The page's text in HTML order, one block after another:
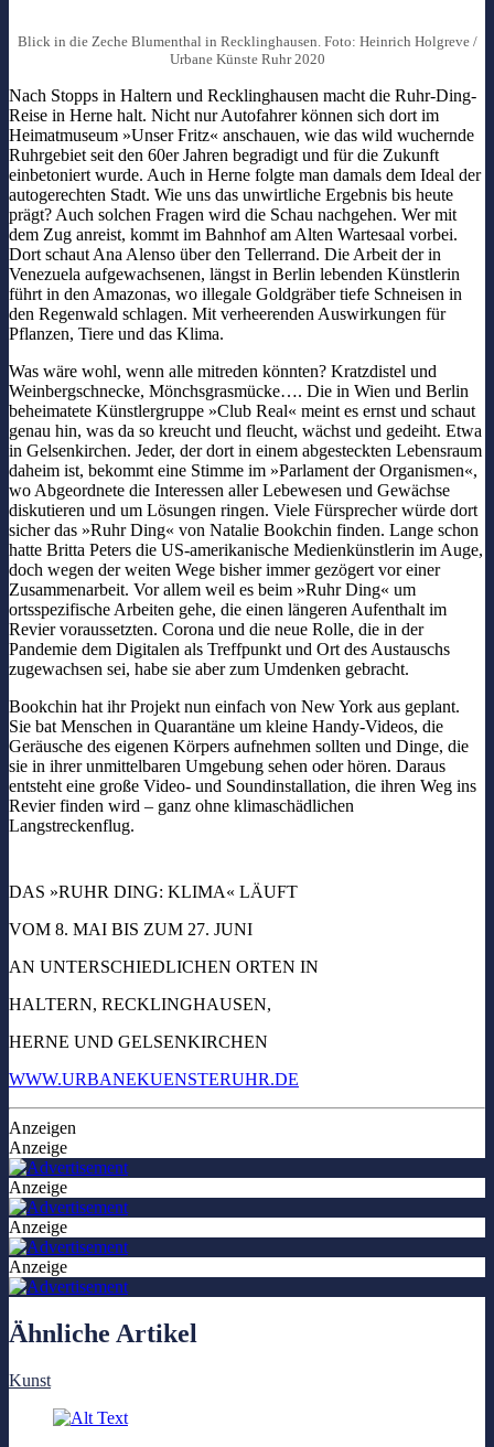
Blick in die Zeche Blumenthal in Recklinghausen. Foto: Heinrich Holgreve /
Urbane Künste Ruhr 2020
Nach Stopps in Haltern und Recklinghausen macht die Ruhr-Ding-
Reise in Herne halt. Nicht nur Autofahrer können sich dort im
Heimatmuseum »Unser Fritz« anschauen, wie das wild wuchernde
Ruhrgebiet seit den 60er Jahren begradigt und für die Zukunft
einbetoniert wurde. Auch in Herne folgte man damals dem Ideal der
autogerechten Stadt. Wie uns das unwirtliche Ergebnis bis heute
prägt? Auch solchen Fragen wird die Schau nachgehen. Wer mit
dem Zug anreist, kommt im Bahnhof am Alten Wartesaal vorbei.
Dort schaut Ana Alenso über den Tellerrand. Die Arbeit der in
Venezuela aufgewachsenen, längst in Berlin lebenden Künstlerin
führt in den Amazonas, wo illegale Goldgräber tiefe Schneisen in
den Regenwald schlagen. Mit verheerenden Auswirkungen für
Pflanzen, Tiere und das Klima.
Was wäre wohl, wenn alle mitreden könnten? Kratzdistel und
Weinbergschnecke, Mönchsgrasmücke…. Die in Wien und Berlin
beheimatete Künstlergruppe »Club Real« meint es ernst und schaut
genau hin, was da so kreucht und fleucht, wächst und gedeiht. Etwa
in Gelsenkirchen. Jeder, der dort in einem abgesteckten Lebensraum
daheim ist, bekommt eine Stimme im »Parlament der Organismen«,
wo Abgeordnete die Interessen aller Lebewesen und Gewächse
diskutieren und um Lösungen ringen. Viele Fürsprecher würde dort
sicher das »Ruhr Ding« von Natalie Bookchin finden. Lange schon
hatte Britta Peters die US-amerikanische Medienkünstlerin im Auge,
doch wegen der weiten Wege bisher immer gezögert vor einer
Zusammenarbeit. Vor allem weil es beim »Ruhr Ding« um
ortsspezifische Arbeiten gehe, die einen längeren Aufenthalt im
Revier voraussetzten. Corona und die neue Rolle, die in der
Pandemie dem Digitalen als Treffpunkt und Ort des Austauschs
zugewachsen sei, habe sie aber zum Umdenken gebracht.
Bookchin hat ihr Projekt nun einfach von New York aus geplant.
Sie bat Menschen in Quarantäne um kleine Handy-Videos, die
Geräusche des eigenen Körpers aufnehmen sollten und Dinge, die
sie in ihrer unmittelbaren Umgebung sehen oder hören. Daraus
entsteht eine große Video- und Soundinstallation, die ihren Weg ins
Revier finden wird – ganz ohne klimaschädlichen
Langstreckenflug.
DAS »RUHR DING: KLIMA« LÄUFT
VOM 8. MAI BIS ZUM 27. JUNI
AN UNTERSCHIEDLICHEN ORTEN IN
HALTERN, RECKLINGHAUSEN,
HERNE UND GELSENKIRCHEN
WWW.URBANEKUENSTERUHR.DE
Anzeigen
Anzeige
Anzeige
Anzeige
Anzeige
Ähnliche Artikel
Kunst